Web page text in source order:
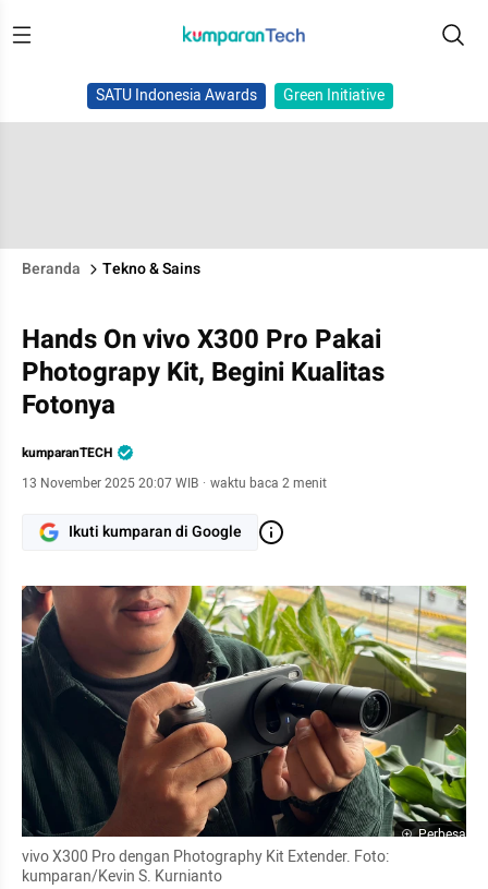
SATU Indonesia Awards Green Initiative
Beranda Tekno & Sains
Hands On vivo X300 Pro Pakai
Photograpy Kit, Begini Kualitas
Fotonya
kumparanTECH
13 November 2025 20:07 WIB · waktu baca 2 menit
Ikuti kumparan di Google
Perbesar
vivo X300 Pro dengan Photography Kit Extender. Foto:
kumparan/Kevin S. Kurnianto